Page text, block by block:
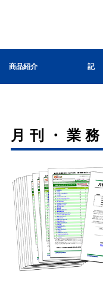
商品紹介 記
月刊・業